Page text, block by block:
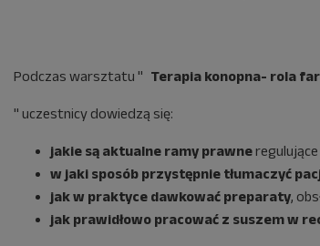
Podczas warsztatu " Terapia konopna- rola
" uczestnicy dowiedzą się:
jakie są aktualne ramy prawne
w jaki sposób przystępnie tłumaczyć
jak w praktyce dawkować preparaty,
jak prawidłowo pracować z suszem w